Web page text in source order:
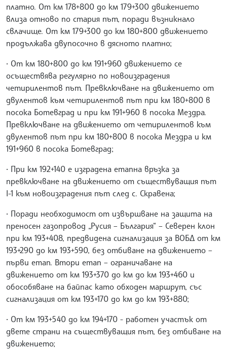
платно. От км 178+800 до км 179+300 движението
влиза отново по стария път, поради възникнало
свлачище. От км 179+300 до км 180+800 движението
продължава двупосочно в дясното платно;
• От км 180+800 до км 191+960 движението се
осъществява регулярно по новоизградения
четирилентов път. Превключване на движението от
двулентов към четирилентов път при км 180+800 в
посока Ботевград и при км 191+960 в посока Мездра.
Превключване на движението от четирилентов към
двулентов път при км 180+800 в посока Мездра и км
191+960 в посока Ботевград;
• При км 192+140 е изградена етапна връзка за
превключване на движението от съществуващия път
I-1 към новоизградения път след с. Скравена;
• Поради необходимост от извършване на защита на
преносен газопровод „Русия – България“ – Северен клон
при км 193+408, предвидена сигнализация за ВОБД от км
193+290 до км 193+590, без отбиване на движението –
първи етап. Втори етап – ограничаване на
движението от км 193+370 до км до км 193+460 и
обособяване на байпас като обходен маршрут, със
сигнализация от км 193+170 до км до км 193+880;
• От км 193+540 до км 194+170 - работен участък от
двете страни на съществуващия път, без отбиване на
движението;